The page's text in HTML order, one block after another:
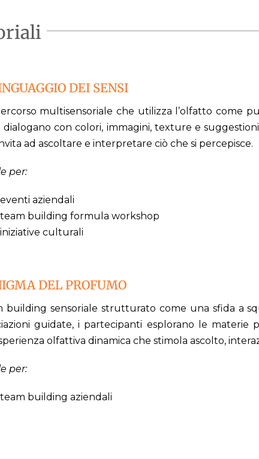
DEI SENSI
multisensoriale che utilizza l’olfatto come
dialogano con colori, immagini, texture e
ad ascoltare e interpretare ciò che si percepisce.
per:
eventi aziendali
team building formula workshop
iniziative culturali
DEL PROFUMO
building sensoriale strutturato come una sfida a
guidate, i partecipanti esplorano le
olfattiva dinamica che stimola ascolto,
per:
team building aziendali